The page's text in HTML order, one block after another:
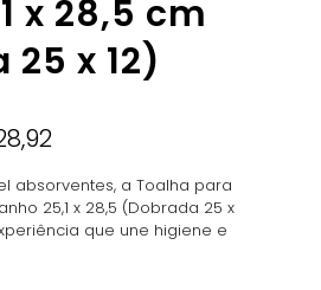
x 28,5 cm
x 12)
absorventes, a Toalha para
25,1 x 28,5 (Dobrada 25 x
que une higiene e